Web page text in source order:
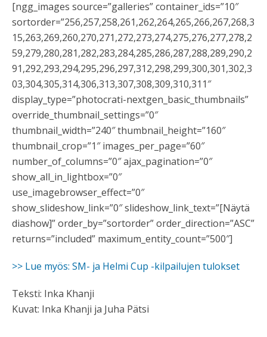
[ngg_images source=”galleries” container_ids=”10″
sortorder=”256,257,258,261,262,264,265,266,267,268,3
15,263,269,260,270,271,272,273,274,275,276,277,278,2
59,279,280,281,282,283,284,285,286,287,288,289,290,2
91,292,293,294,295,296,297,312,298,299,300,301,302,3
03,304,305,314,306,313,307,308,309,310,311″
display_type=”photocrati-nextgen_basic_thumbnails”
override_thumbnail_settings=”0″
thumbnail_width=”240″ thumbnail_height=”160″
thumbnail_crop=”1″ images_per_page=”60″
number_of_columns=”0″ ajax_pagination=”0″
show_all_in_lightbox=”0″
use_imagebrowser_effect=”0″
show_slideshow_link=”0″ slideshow_link_text=”[Näytä
diashow]” order_by=”sortorder” order_direction=”ASC”
returns=”included” maximum_entity_count=”500″]
>> Lue myös: SM- ja Helmi Cup -kilpailujen tulokset
Teksti: Inka Khanji
Kuvat: Inka Khanji ja Juha Pätsi